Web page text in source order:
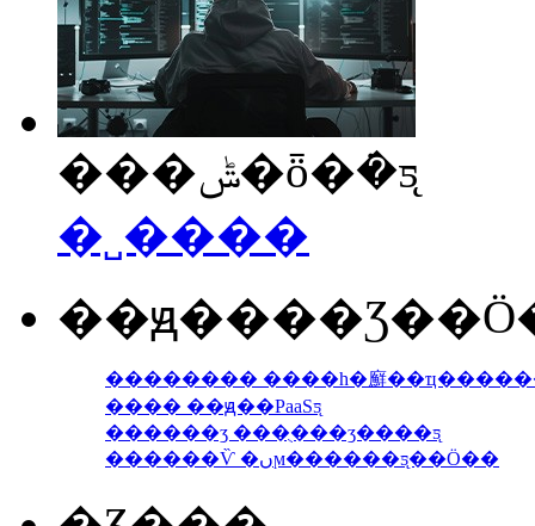
���ݰ�ȫ�ܿ�ƽ̨
�˽����
�������� ����һ�廯
���� ��ԭ��PaaSƽ̨
������ӡ ���ֻ���ӡ����ƽ̨
������Ѷ �ںϻ������ƽ̨��Ӧ��